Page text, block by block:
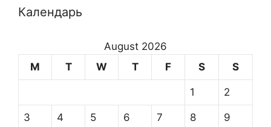
Календарь
August 2026
M
T W T F S S
1 2
3 4 5 6 7 8 9